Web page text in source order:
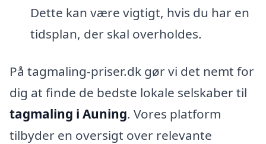
Dette kan være vigtigt, hvis du har en
tidsplan, der skal overholdes.
På tagmaling-priser.dk gør vi det nemt for
dig at finde de bedste lokale selskaber til
tagmaling i Auning. Vores platform
tilbyder en oversigt over relevante